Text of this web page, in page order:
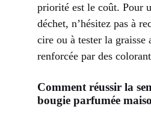
priorité est le coût. Pour
déchet, n’hésitez pas à
cire ou à tester la graisse
renforcée par des
Comment réussir la
bougie parfumée